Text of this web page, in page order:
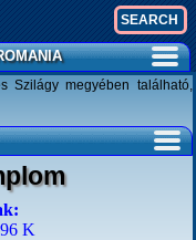
Szilágy megyében található,
K